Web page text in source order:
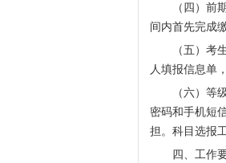
（四）前期
间内首先完成
（五）考生
人填报信息单
（六）等级
密码和手机短
担。科目选报
四、工作